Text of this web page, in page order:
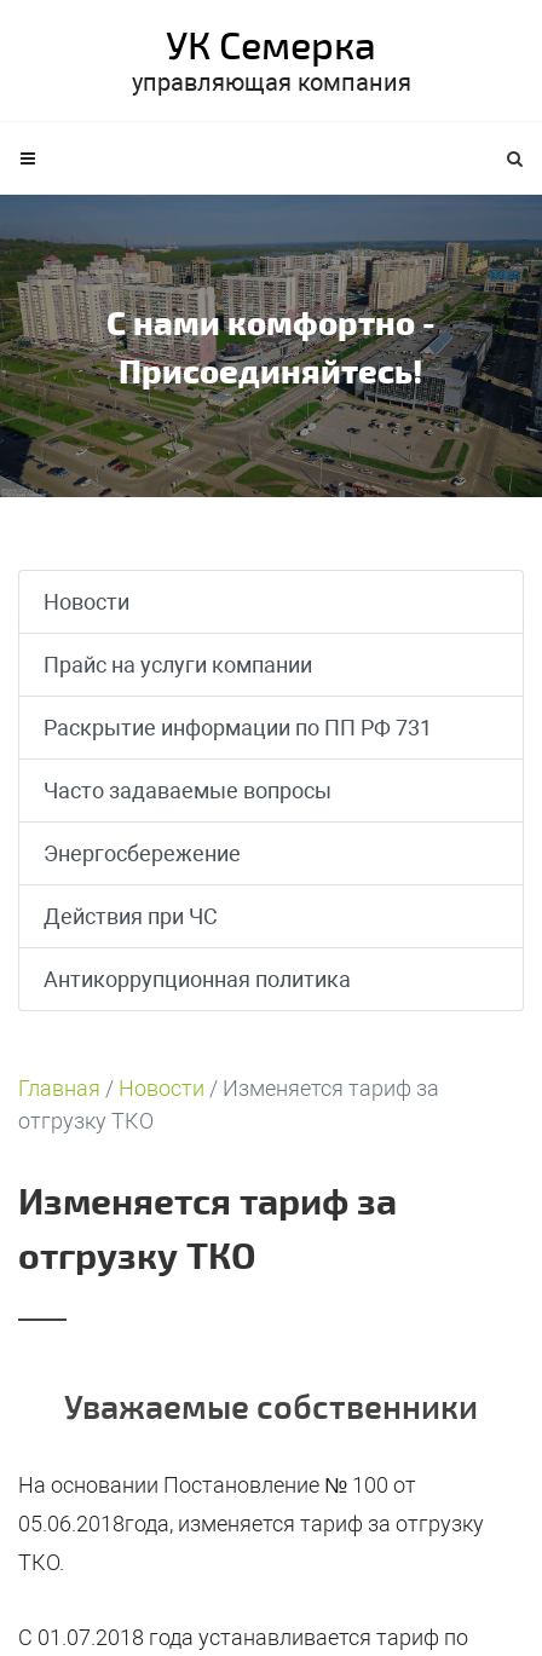
УК Семерка
управляющая компания
С нами комфортно -
Присоединяйтесь!
Новости
Прайс на услуги компании
Раскрытие информации по ПП РФ 731
Часто задаваемые вопросы
Энергосбережение
Действия при ЧС
Антикоррупционная политика
Главная / Новости / Изменяется тариф за
отгрузку ТКО
Изменяется тариф за
отгрузку ТКО
Уважаемые собственники
На основании Постановление № 100 от
05.06.2018года, изменяется тариф за отгрузку
ТКО.
С 01.07.2018 года устанавливается тариф по